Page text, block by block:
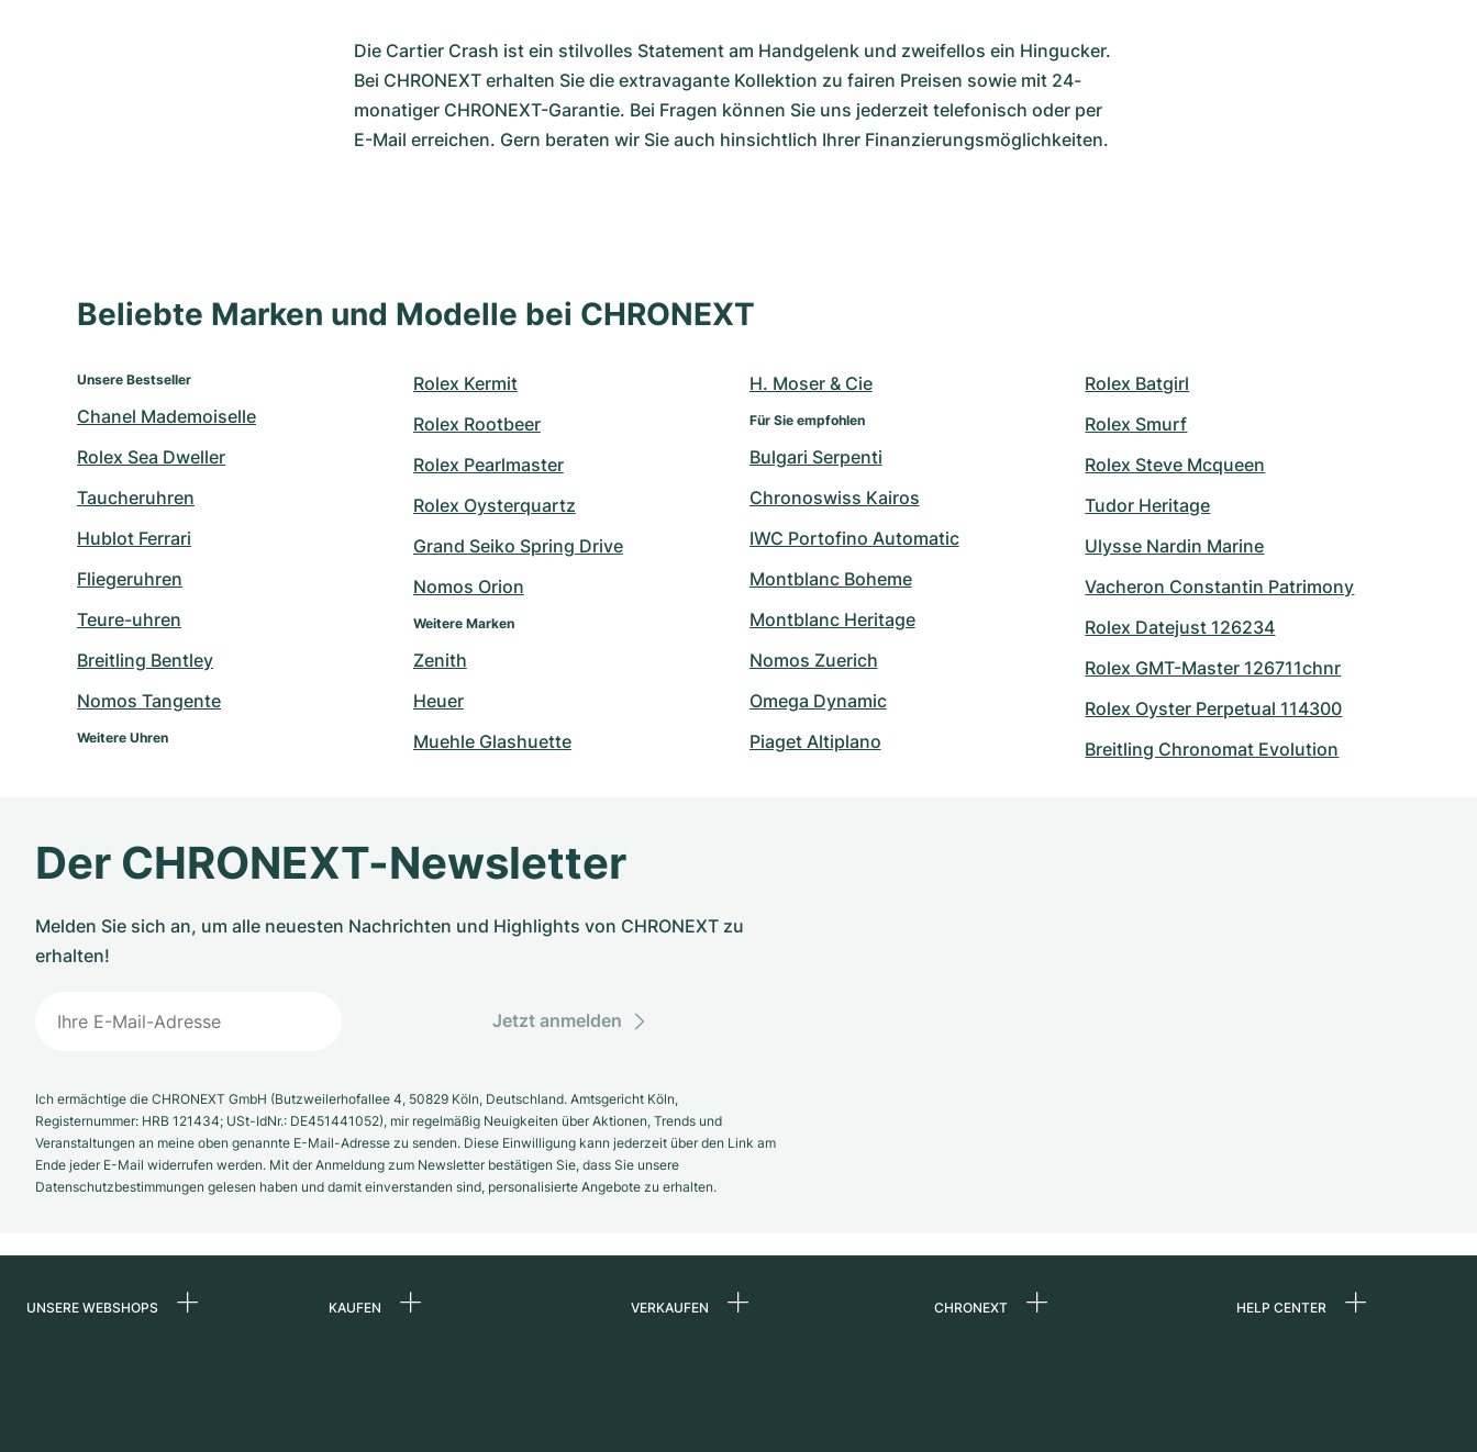
Die Cartier Crash ist ein stilvolles Statement am Handgelenk und zweifellos ein Hingucker.
Bei CHRONEXT erhalten Sie die extravagante Kollektion zu fairen Preisen sowie mit 24-
monatiger CHRONEXT-Garantie. Bei Fragen können Sie uns jederzeit telefonisch oder per
E-Mail erreichen. Gern beraten wir Sie auch hinsichtlich Ihrer Finanzierungsmöglichkeiten.
Beliebte Marken und Modelle bei CHRONEXT
Unsere Bestseller
Chanel Mademoiselle
Rolex Sea Dweller
Taucheruhren
Hublot Ferrari
Fliegeruhren
Teure-uhren
Breitling Bentley
Nomos Tangente
Weitere Uhren
Rolex Kermit
Rolex Rootbeer
Rolex Pearlmaster
Rolex Oysterquartz
Grand Seiko Spring Drive
Nomos Orion
Weitere Marken
Zenith
Heuer
Muehle Glashuette
H. Moser & Cie
Für Sie empfohlen
Bulgari Serpenti
Chronoswiss Kairos
IWC Portofino Automatic
Montblanc Boheme
Montblanc Heritage
Nomos Zuerich
Omega Dynamic
Piaget Altiplano
Rolex Batgirl
Rolex Smurf
Rolex Steve Mcqueen
Tudor Heritage
Ulysse Nardin Marine
Vacheron Constantin Patrimony
Rolex Datejust 126234
Rolex GMT-Master 126711chnr
Rolex Oyster Perpetual 114300
Breitling Chronomat Evolution
Der CHRONEXT-Newsletter
Melden Sie sich an, um alle neuesten Nachrichten und Highlights von CHRONEXT zu
erhalten!
Jetzt anmelden
Ich ermächtige die CHRONEXT GmbH (Butzweilerhofallee 4, 50829 Köln, Deutschland. Amtsgericht Köln,
Registernummer: HRB 121434; USt-IdNr.: DE451441052), mir regelmäßig Neuigkeiten über Aktionen, Trends und
Veranstaltungen an meine oben genannte E-Mail-Adresse zu senden. Diese Einwilligung kann jederzeit über den Link am
Ende jeder E-Mail widerrufen werden. Mit der Anmeldung zum Newsletter bestätigen Sie, dass Sie unsere
Datenschutzbestimmungen gelesen haben und damit einverstanden sind, personalisierte Angebote zu erhalten.
UNSERE WEBSHOPS KAUFEN VERKAUFEN CHRONEXT HELP CENTER